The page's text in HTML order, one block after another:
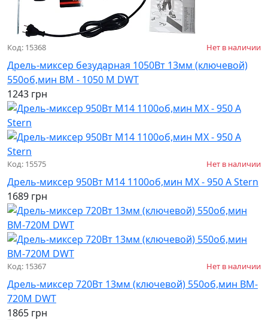
Код: 15368 Нет в наличии
Дрель-миксер безударная 1050Вт 13мм (ключевой)
550об,мин BM - 1050 M DWT
1243 грн
Код: 15575 Нет в наличии
Дрель-миксер 950Вт M14 1100об,мин MX - 950 A Stern
1689 грн
Код: 15367 Нет в наличии
Дрель-миксер 720Вт 13мм (ключевой) 550об,мин BM-
720M DWT
1865 грн